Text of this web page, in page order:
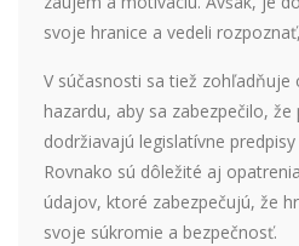
svoje hranice a vedeli
V súčasnosti sa tiež zohľadňuje
hazardu, aby sa zabezpečilo,
dodržiavajú legislatívne
Rovnako sú dôležité aj
údajov, ktoré zabezpečujú, že
svoje súkromie a bezpečnosť.